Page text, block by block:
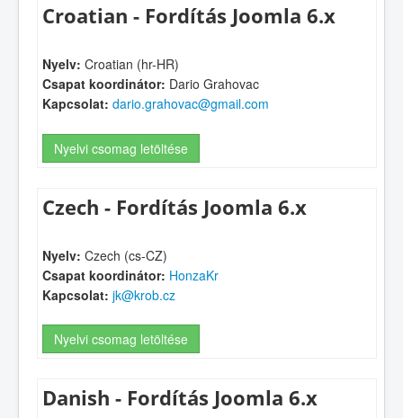
Croatian - Fordítás Joomla 6.x
Nyelv: Croatian (hr-HR)
Csapat koordinátor: Dario Grahovac
Kapcsolat: dario.grahovac@gmail.com
Nyelvi csomag letöltése
Czech - Fordítás Joomla 6.x
Nyelv: Czech (cs-CZ)
Csapat koordinátor: HonzaKr
Kapcsolat: jk@krob.cz
Nyelvi csomag letöltése
Danish - Fordítás Joomla 6.x